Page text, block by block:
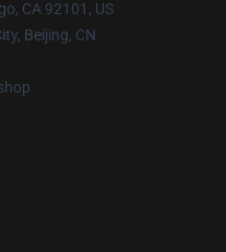
CA 92101, US
Beijing, CN